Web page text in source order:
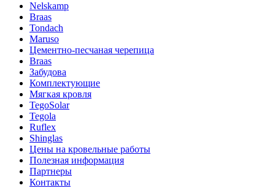
Nelskamp
Braas
Tondach
Maruso
Цементно-песчаная черепица
Braas
Забудова
Комплектующие
Мягкая кровля
TegoSolar
Tegola
Ruflex
Shinglas
Цены на кровельные работы
Полезная информация
Партнеры
Контакты